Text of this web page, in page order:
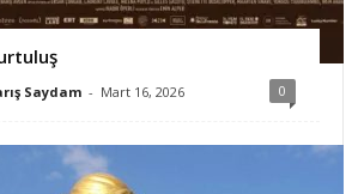
Saydam - Mart 16, 2026 0